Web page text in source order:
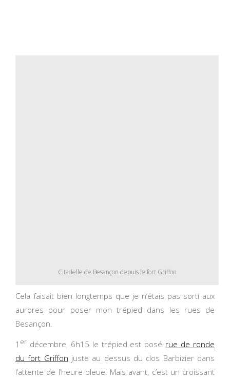
Citadelle de Besançon depuis le fort Griffon
Cela faisait bien longtemps que je n’étais pas sorti aux
aurores pour poser mon trépied dans les rues de
Besançon.
1 er décembre, 6h15 le trépied est posé rue de ronde
du fort Griffon juste au dessus du clos Barbizier dans
l’attente de l’heure bleue. Mais avant, c’est un croissant